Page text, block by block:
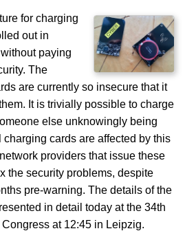
for charging
out in
paying
The
are currently so insecure that it
It is trivially possible to charge
else unknowingly being
cards are affected by this
providers that issue these
the security problems, despite
pre-warning. The details of the
in detail today at the 34th
at 12:45 in Leipzig.